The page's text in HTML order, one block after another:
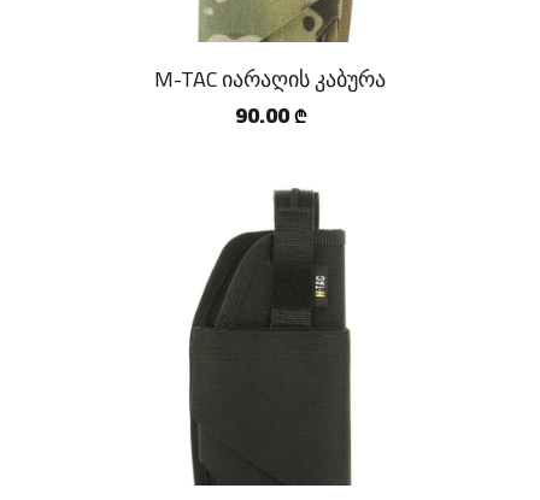
M-TAC იარაღის კაბურა
90.00 ₾